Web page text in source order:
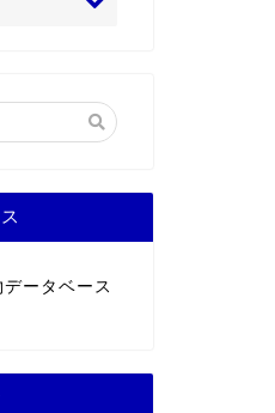
ータベース